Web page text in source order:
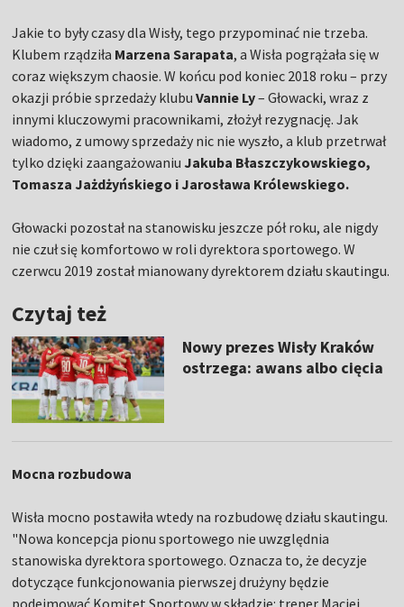
Jakie to były czasy dla Wisły, tego przypominać nie trzeba.
Klubem rządziła Marzena Sarapata, a Wisła pogrążała się w
coraz większym chaosie. W końcu pod koniec 2018 roku – przy
okazji próbie sprzedaży klubuVannie Ly– Głowacki, wraz z
innymi kluczowymi pracownikami, złożył rezygnację. Jak
wiadomo, z umowy sprzedaży nic nie wyszło, a klub przetrwał
tylko dzięki zaangażowaniu Jakuba Błaszczykowskiego,
Tomasza Jażdżyńskiego i Jarosława Królewskiego.
Głowacki pozostał na stanowisku jeszcze pół roku, ale nigdy
nie czuł się komfortowo w roli dyrektora sportowego. W
czerwcu 2019 został mianowany dyrektorem działu skautingu.
Czytaj też
Nowy prezes Wisły Kraków
ostrzega: awans albo cięcia
Mocna rozbudowa
Wisła mocno postawiła wtedy na rozbudowę działu skautingu.
"Nowa koncepcja pionu sportowego nie uwzględnia
stanowiska dyrektora sportowego. Oznacza to, że decyzje
dotyczące funkcjonowania pierwszej drużyny będzie
podejmować Komitet Sportowy w składzie: trener Maciej